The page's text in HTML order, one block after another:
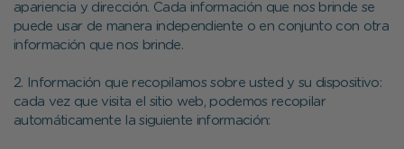
apariencia y dirección. Cada información que nos brinde se
puede usar de manera independiente o en conjunto con otra
información que nos brinde.
2. Información que recopilamos sobre usted y su dispositivo:
cada vez que visita el sitio web, podemos recopilar
automáticamente la siguiente información: